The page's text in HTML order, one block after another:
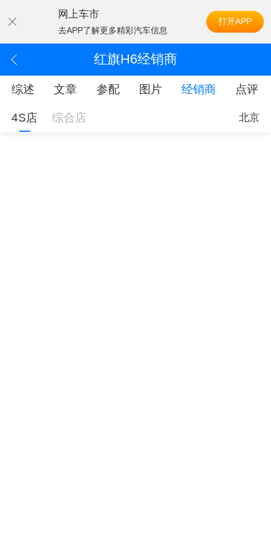
网上车市
去APP了解更多精彩汽车信息
打开APP
红旗H6经销商
综述 文章 参配 图片 经销商 点评
4S店 综合店 北京